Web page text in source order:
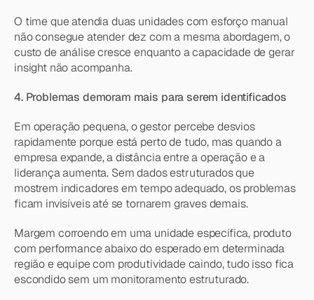
O time que atendia duas unidades com esforço manual
não consegue atender dez com a mesma abordagem, o
custo de análise cresce enquanto a capacidade de gerar
insight não acompanha.
4. Problemas demoram mais para serem identificados
Em operação pequena, o gestor percebe desvios
rapidamente porque está perto de tudo, mas quando a
empresa expande, a distância entre a operação e a
liderança aumenta. Sem dados estruturados que
mostrem indicadores em tempo adequado, os problemas
ficam invisíveis até se tornarem graves demais.
Margem corroendo em uma unidade específica, produto
com performance abaixo do esperado em determinada
região e equipe com produtividade caindo, tudo isso fica
escondido sem um monitoramento estruturado.